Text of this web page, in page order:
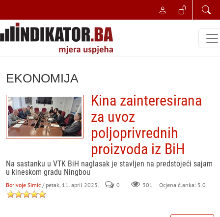
EKONOMIJA
Kina zainteresirana
za uvoz
poljoprivrednih
proizvoda iz BiH
Na sastanku u VTK BiH naglasak je stavljen na predstojeći sajam
u kineskom gradu Ningbou
Borivoje Simić / petak, 11. april 2025. 0 301 Ocjena članka: 5.0